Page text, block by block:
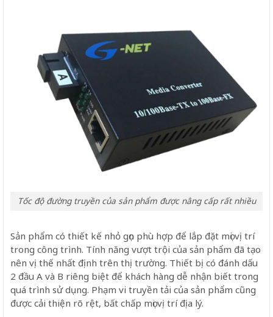
Tốc độ đường truyền của sản phẩm được nâng cấp rất nhiều
Sản phẩm có thiết kế nhỏ gọn phù hợp để lắp đặt mọi vị trí
trong công trình. Tính năng vượt trội của sản phẩm đã tạo
nên vị thế nhất định trên thị trường. Thiết bị có đánh dấu
2 đầu A và B riêng biệt để khách hàng dễ nhận biết trong
quá trình sử dụng. Phạm vi truyền tải của sản phẩm cũng
được cải thiện rõ rệt, bất chấp mọi vị trí địa lý.